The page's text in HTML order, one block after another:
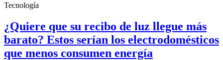
Tecnología
¿Quiere que su recibo de luz llegue más
barato? Estos serían los electrodomésticos
que menos consumen energía